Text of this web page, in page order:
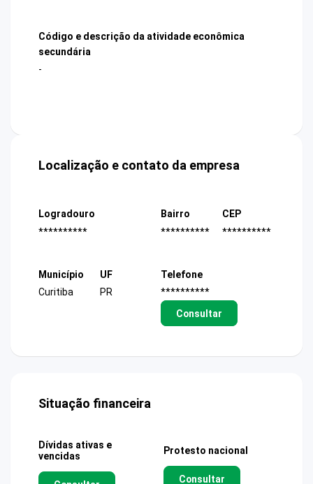
Código e descrição da atividade econômica
secundária
-
Localização e contato da empresa
Logradouro
**********
Bairro
**********
CEP
**********
Município
Curitiba
UF
PR
Telefone
**********
Consultar
Situação financeira
Dívidas ativas e
vencidas
Protesto nacional
Consultar